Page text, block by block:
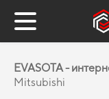
EVASOTA -
Mitsubishi